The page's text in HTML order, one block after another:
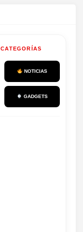
NOTICIAS
GADGETS